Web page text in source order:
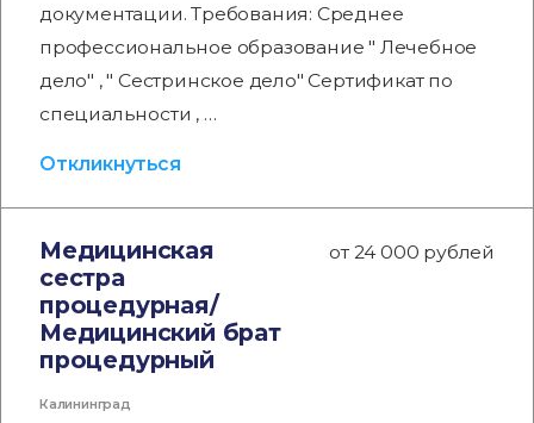
документации. Требования: Среднее
профессиональное образование " Лечебное
дело" , " Сестринское дело" Сертификат по
специальности , …
Откликнуться
Медицинская
сестра
процедурная/
Медицинский брат
процедурный
от 24 000 рублей
Калининград